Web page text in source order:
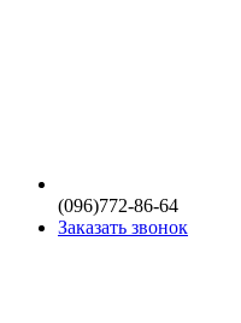
(096)772-86-64
Заказать звонок